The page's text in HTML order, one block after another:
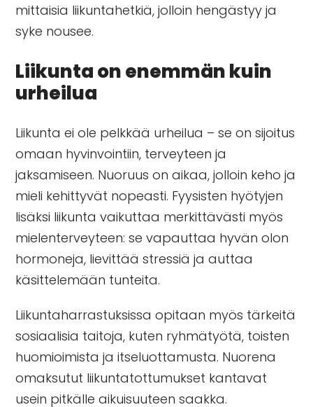
mittaisia liikuntahetkiä, jolloin hengästyy ja
syke nousee.
Liikunta on enemmän kuin
urheilua
Liikunta ei ole pelkkää urheilua – se on sijoitus
omaan hyvinvointiin, terveyteen ja
jaksamiseen. Nuoruus on aikaa, jolloin keho ja
mieli kehittyvät nopeasti. Fyysisten hyötyjen
lisäksi liikunta vaikuttaa merkittävästi myös
mielenterveyteen: se vapauttaa hyvän olon
hormoneja, lievittää stressiä ja auttaa
käsittelemään tunteita.
Liikuntaharrastuksissa opitaan myös tärkeitä
sosiaalisia taitoja, kuten ryhmätyötä, toisten
huomioimista ja itseluottamusta. Nuorena
omaksutut liikuntatottumukset kantavat
usein pitkälle aikuisuuteen saakka.